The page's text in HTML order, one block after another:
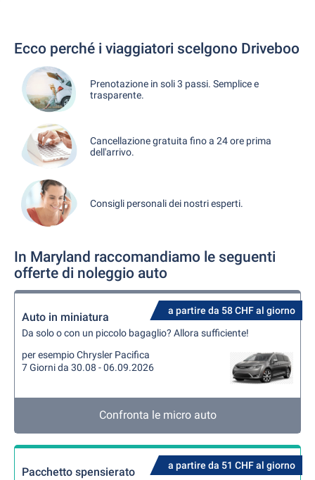
Ecco perché i viaggiatori scelgono Driveboo
Prenotazione in soli 3 passi. Semplice e
trasparente.
Cancellazione gratuita fino a 24 ore prima
dell'arrivo.
Consigli personali dei nostri esperti.
In Maryland raccomandiamo le seguenti
offerte di noleggio auto
a partire da 58 CHF al giorno
Auto in miniatura
Da solo o con un piccolo bagaglio? Allora sufficiente!
per esempio Chrysler Pacifica
7 Giorni da 30.08 - 06.09.2026
Confronta le micro auto
a partire da 51 CHF al giorno
Pacchetto spensierato